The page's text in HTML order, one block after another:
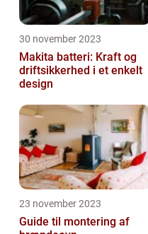
30 november 2023
Makita batteri: Kraft og
driftsikkerhed i et enkelt
design
23 november 2023
Guide til montering af